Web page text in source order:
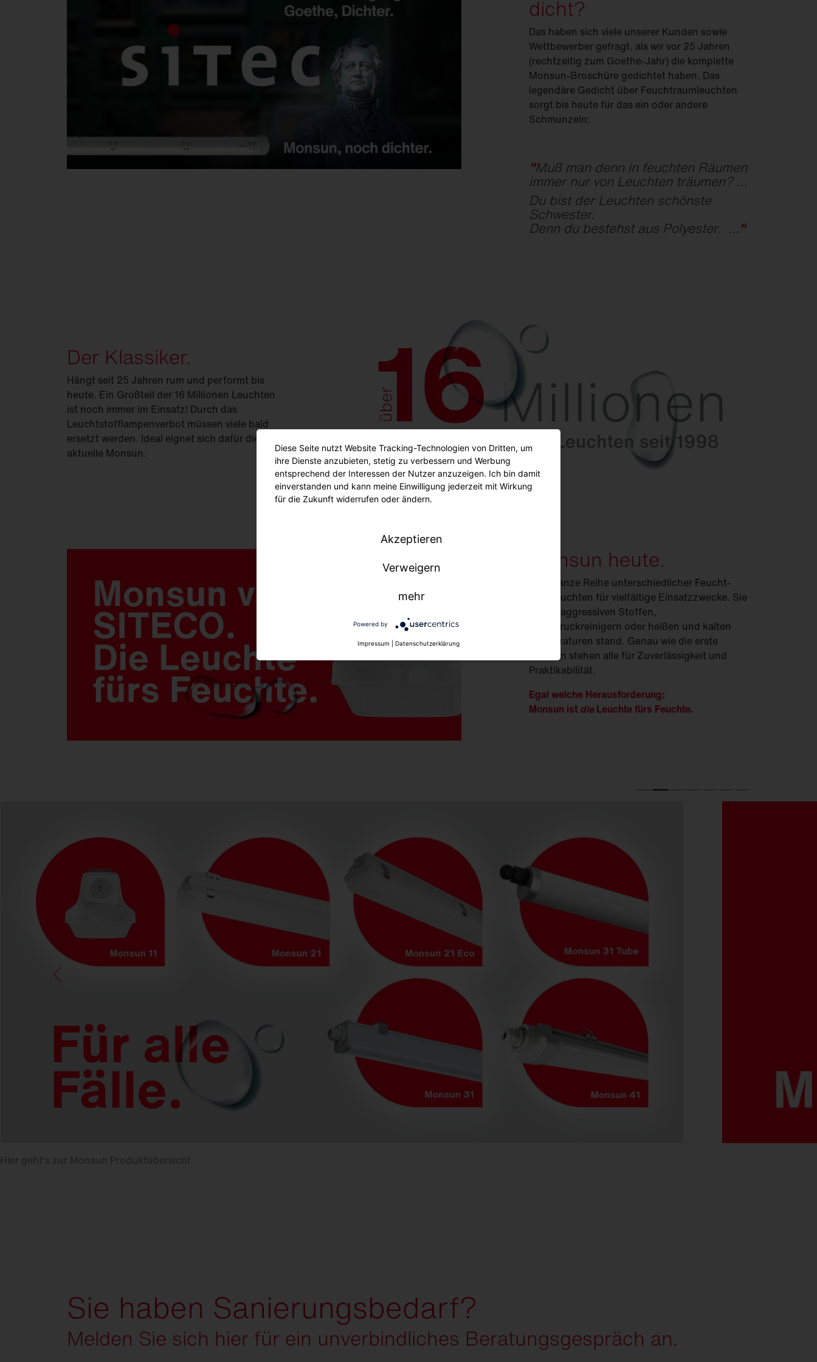
dicht?
Das haben sich viele unserer Kunden sowie
Wettbewerber gefragt, als wir vor 25 Jahren
(rechtzeitig zum Goethe-Jahr) die komplette
Monsun-Broschüre gedichtet haben. Das
legendäre Gedicht über Feucht­raum­leuchten
sorgt bis heute für das ein oder andere
Schmunzeln:
"Muß man denn in feuchten Räumen
immer nur von Leuchten träumen? ...
Du bist der Leuchten schönste
Schwester.
Denn du bestehst aus Polyester. ..."
Der Klassiker.
Hängt seit 25 Jahren rum und performt bis
heute. Ein Großteil der 16 Millionen Leuchten
ist noch immer im Einsatz! Durch das
Leuchtstofflampenverbot müssen viele bald
ersetzt werden. Ideal eignet sich dafür die
aktuelle Monsun.
Monsun heute.
Eine ganze Reihe unterschiedlicher Feucht­
raum­leuchten für vielfältige Einsatzzwecke. Sie
halten aggressiven Stoffen,
Hochdruckreinigern oder heißen und kalten
Temperaturen stand. Genau wie die erste
Monsun stehen alle für Zuverlässigkeit und
Praktikabilität.
Egal welche Herausforderung:
Monsun ist dieLeuchte fürs Feuchte.
Hier geht's zur Monsun Produktübersicht.
Sie haben Sanierungsbedarf?
Melden Sie sich hier für ein unverbindliches Beratungsgespräch an.
Diese Seite nutzt Website Tracking-Technologien von Dritten, um
ihre Dienste anzubieten, stetig zu verbessern und Werbung
entsprechend der Interessen der Nutzer anzuzeigen. Ich bin damit
einverstanden und kann meine Einwilligung jederzeit mit Wirkung
für die Zukunft widerrufen oder ändern.
Akzeptieren
Verweigern
mehr
Powered by
Impressum Datenschutzerklärung